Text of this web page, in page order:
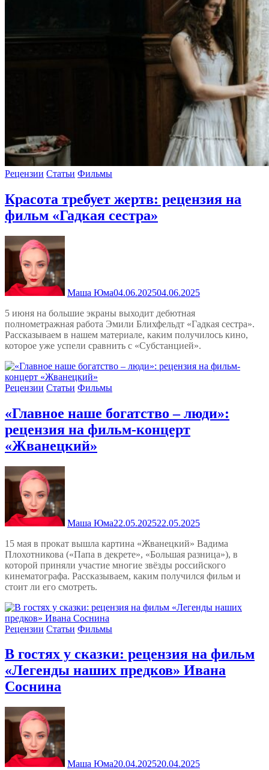
Рецензии Статьи Фильмы
Красота требует жертв: рецензия на
фильм «Гадкая сестра»
Маша Юма04.06.202504.06.2025
5 июня на большие экраны выходит дебютная
полнометражная работа Эмили Блихфельдт «Гадкая сестра».
Рассказываем в нашем материале, каким получилось кино,
которое уже успели сравнить с «Субстанцией».
Рецензии Статьи Фильмы
«Главное наше богатство – люди»:
рецензия на фильм-концерт
«Жванецкий»
Маша Юма22.05.202522.05.2025
15 мая в прокат вышла картина «Жванецкий» Вадима
Плохотникова («Папа в декрете», «Большая разница»), в
которой приняли участие многие звёзды российского
кинематографа. Рассказываем, каким получился фильм и
стоит ли его смотреть.
Рецензии Статьи Фильмы
В гостях у сказки: рецензия на фильм
«Легенды наших предков» Ивана
Соснина
Маша Юма20.04.202520.04.2025